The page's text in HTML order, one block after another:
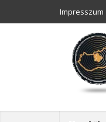
Impresszum